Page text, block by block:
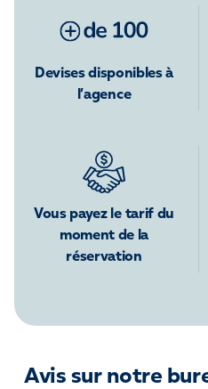
Devises disponibles à
l’agence
Vous payez le tarif du
moment de la
réservation
Avis sur notre